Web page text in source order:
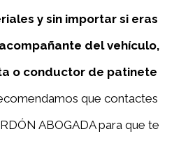
y sin importar si eras
del vehículo,
o conductor de patinete
que contactes
ABOGADA para que te